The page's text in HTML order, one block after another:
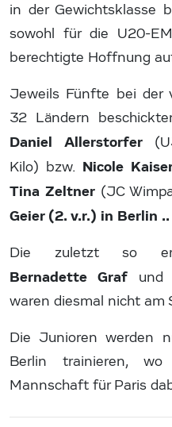
in der Gewichtsklasse
sowohl für die U20-
berechtigte Hoffnung
Jeweils Fünfte bei der
32 Ländern
Daniel Allerstorfer
Kilo) bzw. Nicole
Tina Zeltner(JC
Geier (2. v.r.) in Berlin
Die zuletzt so
Bernadette Graf und
waren diesmal nicht am
Die Junioren werden
Berlin trainieren,
Mannschaft für Paris